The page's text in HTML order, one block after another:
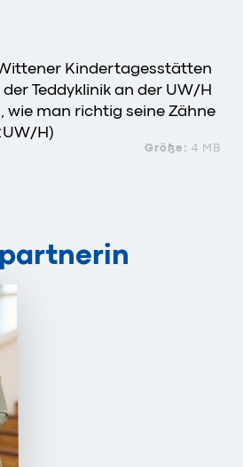
Kindertagesstätten
Teddyklinik an der UW/H
wie man richtig seine Zähne
H)
Größe: 4 MB